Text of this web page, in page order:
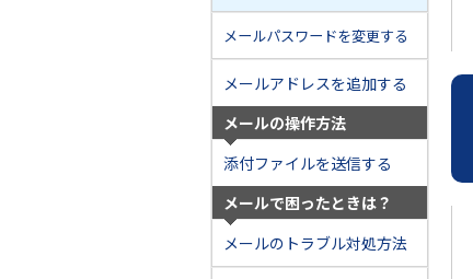
メールパスワードを変更する
メールアドレスを追加する
メールの操作方法
添付ファイルを送信する
メールで困ったときは？
メールのトラブル対処方法